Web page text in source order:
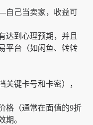
己当卖家，收益可
到心理预期，并且
平台（如闲鱼、转转
键卡号和卡密），
（通常在面值的9折
期。